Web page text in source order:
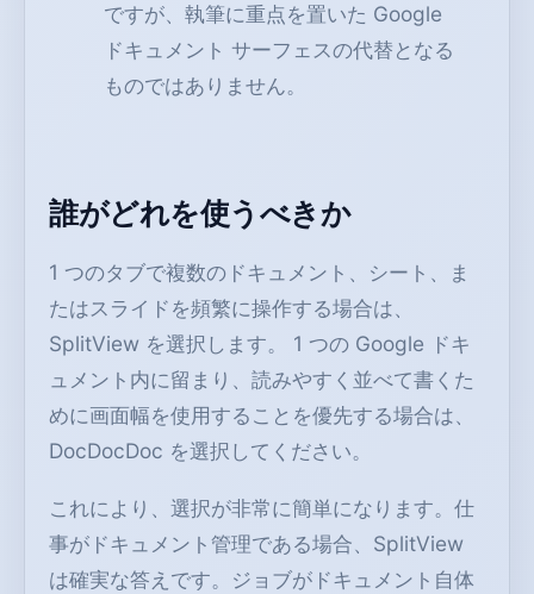
ですが、執筆に重点を置いた Google
ドキュメント サーフェスの代替となる
ものではありません。
誰がどれを使うべきか
1 つのタブで複数のドキュメント、シート、ま
たはスライドを頻繁に操作する場合は、
SplitView を選択します。 1 つの Google ドキ
ュメント内に留まり、読みやすく並べて書くた
めに画面幅を使用することを優先する場合は、
DocDocDoc を選択してください。
これにより、選択が非常に簡単になります。仕
事がドキュメント管理である場合、SplitView
は確実な答えです。ジョブがドキュメント自体